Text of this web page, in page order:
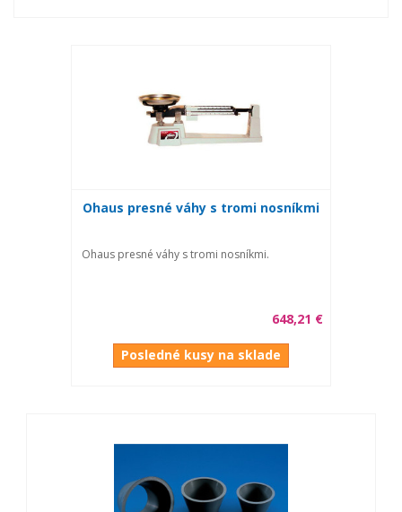
Ohaus presné váhy s tromi nosníkmi
Ohaus presné váhy s tromi nosníkmi.
648,21 €
Posledné kusy na sklade